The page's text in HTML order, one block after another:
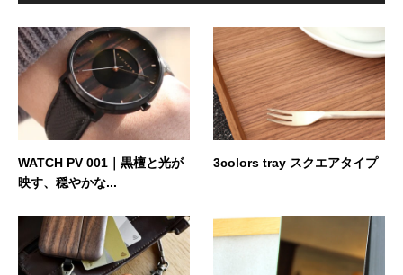
WATCH PV 001｜黒檀と光が
映す、穏やかな...
3colors tray スクエアタイプ